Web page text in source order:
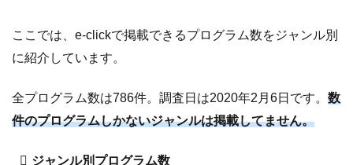
ここでは、e-clickで掲載できるプログラム数をジャンル別
に紹介しています。
全プログラム数は786件。調査日は2020年2月6日です。 数
件のプログラムしかないジャンルは掲載してません。
ジャンル別プログラム数